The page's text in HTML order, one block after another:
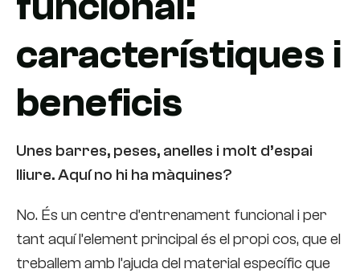
característiques i
beneficis
Unes barres, peses, anelles i molt d’espai
lliure. Aquí no hi ha màquines?
No. És un centre d’entrenament funcional i per
tant aquí l’element principal és el propi cos, que el
treballem amb l’ajuda del material específic que